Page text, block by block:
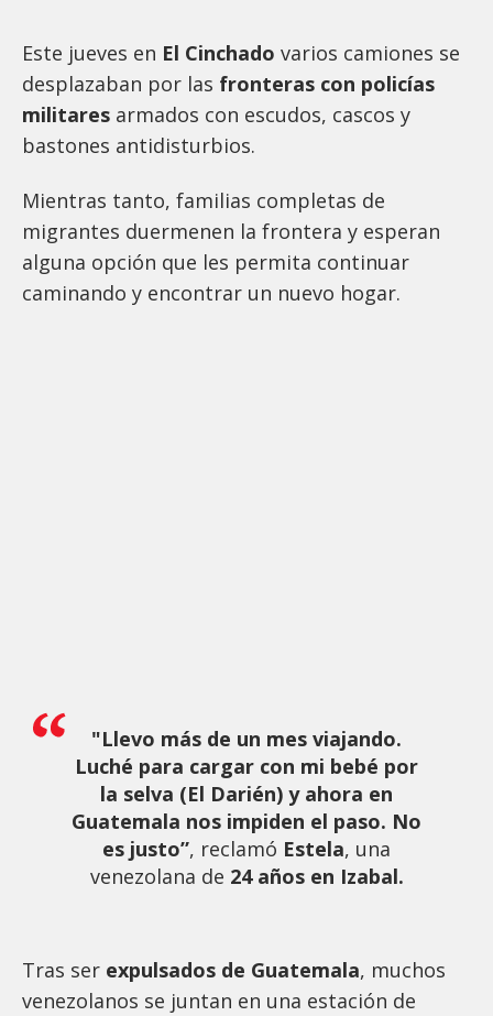
Este jueves en El Cinchado varios camiones se
desplazaban por las fronteras con policías
militares armados con escudos, cascos y
bastones antidisturbios.
Mientras tanto, familias completas de
migrantes duermenen la frontera y esperan
alguna opción que les permita continuar
caminando y encontrar un nuevo hogar.
"Llevo más de un mes viajando.
Luché para cargar con mi bebé por
la selva (El Darién) y ahora en
Guatemala nos impiden el paso. No
es justo”, reclamó Estela, una
venezolana de 24 años en Izabal.
Tras ser expulsados de Guatemala, muchos
venezolanos se juntan en una estación de